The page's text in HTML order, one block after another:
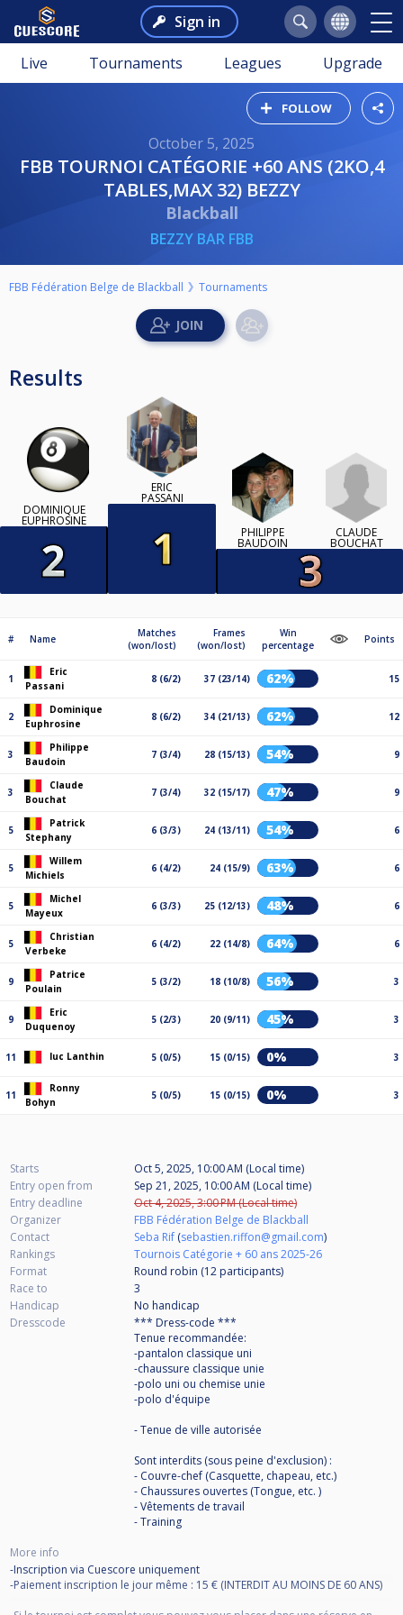
Sign in
Live Tournaments Leagues Upgrade
FOLLOW
October 5, 2025
FBB TOURNOI CATÉGORIE +60 ANS (2KO,4
TABLES,MAX 32) BEZZY
Blackball
BEZZY BAR FBB
FBB Fédération Belge de Blackball Tournaments
Results
DOMINIQUE
EUPHROSINE
ERIC
PASSANI
PHILIPPE
BAUDOIN
CLAUDE
BOUCHAT
# Name
Matches
(won/lost)
Frames
(won/lost)
Win
percentage
Points
1
Eric
Passani
8 (6/2) 37 (23/14) 62% 15
2
Dominique
Euphrosine
8 (6/2) 34 (21/13) 62% 12
3
Philippe
Baudoin
7 (3/4) 28 (15/13) 54% 9
3
Claude
Bouchat
7 (3/4) 32 (15/17) 47% 9
5
Patrick
Stephany
6 (3/3) 24 (13/11) 54% 6
5
Willem
Michiels
6 (4/2) 24 (15/9) 63% 6
5
Michel
Mayeux
6 (3/3) 25 (12/13) 48% 6
5
Christian
Verbeke
6 (4/2) 22 (14/8) 64% 6
9
Patrice
Poulain
5 (3/2) 18 (10/8) 56% 3
9
Eric
Duquenoy
5 (2/3) 20 (9/11) 45% 3
11 luc Lanthin 5 (0/5) 15 (0/15) 0% 3
11
Ronny
Bohyn
5 (0/5) 15 (0/15) 0% 3
Starts
Oct 5, 2025, 10:00 AM (Local time)
Entry open from
Sep 21, 2025, 10:00 AM (Local time)
Entry deadline
Oct 4, 2025, 3:00 PM (Local time)
Organizer
FBB Fédération Belge de Blackball
Contact
Seba Rif (sebastien.riffon@gmail.com)
Rankings
Tournois Catégorie + 60 ans 2025-26
Format
Round robin (12 participants)
Race to
3
Handicap
No handicap
Dresscode
*** Dress-code ***
Tenue recommandée:
-pantalon classique uni
-chaussure classique unie
-polo uni ou chemise unie
-polo d'équipe
- Tenue de ville autorisée
Sont interdits (sous peine d'exclusion) :
- Couvre-chef (Casquette, chapeau, etc.)
- Chaussures ouvertes (Tongue, etc. )
- Vêtements de travail
- Training
More info
-Inscription via Cuescore uniquement
-Paiement inscription le jour même : 15 € (INTERDIT AU MOINS DE 60 ANS)